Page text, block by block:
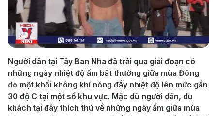
Play
Video
Người dân tại Tây Ban Nha đã trải qua giai đoạn có
những ngày nhiệt độ ấm bất thường giữa mùa Đông
do một khối không khí nóng đẩy nhiệt độ lên mức gần
30 độ C tại một số khu vực. Mặc dù người dân, du
khách tại đây thích thú về những ngày ấm giữa mùa